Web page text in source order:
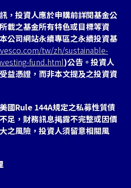
，投資人應於申購前詳閱基金公
載之基金所有特色或目標等資
公司網站永續專區之永續投資基
tw/zh/sustainable-
fund.html)公告。投資人
益憑證，而非本文提及之投資資
國Rule 144A規定之私募性質債
足，財務訊息掲露不完整或因價
之風險，投資人須留意相關風